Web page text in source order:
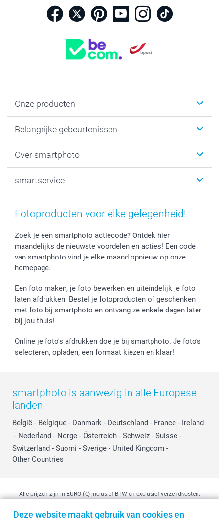
Deze website maakt gebruik van cookies en
Onze producten
Fotogeschenken
Fotoprints, Fotoposter & Fotoalbum met fotoprints
MyNameBook
Stickers en Etiketten
Fotokaders, Decoratie en Snoepjes
Fotokalenders & Fotoagenda's
Belangrijke gebeurtenissen
Baby
Communie- en Lentefeest
Geschenken voor hem
Afstuderen
Moederdag
Vaderdag
Verjaardag
Geboorte
Over smartphoto
Duurzaamheid
Voorwaarden
Herroepingsrecht
Klachtenregeling
Wettelijke garantie
Privacybeleid
Cookiebeleid
Prijslijst
Jobs & Stages
Investor Relations
smartservice
smartgarantie
smartbonus
Betalingsmogelijkheden
Grote bestellingen
Levering
Mijn orderstatus
smartfriends
Fotoproducten voor elke gelegenheid!
Zoek je een smartphoto actiecode? Ontdek hier
maandelijks de nieuwste voordelen en acties! Een code
van smartphoto vind je elke maand opnieuw op onze
homepage.
Een foto maken, je foto bewerken en uiteindelijk je foto
laten afdrukken. Bestel je fotoproducten of geschenken
met foto bij smartphoto en ontvang ze enkele dagen later
bij jou thuis!
Online je foto's afdrukken doe je bij smartphoto. Je foto’s
selecteren, opladen, een formaat kiezen en klaar!
smartphoto is aanwezig in alle Europese
landen:
België - Belgique - Danmark - Deutschland - France - Ireland
- Nederland - Norge - Österreich - Schweiz - Suisse -
Switzerland - Suomi - Sverige - United Kingdom -
Other Countries
Alle prijzen zijn in EURO (€) inclusief BTW en exclusief verzendkosten.